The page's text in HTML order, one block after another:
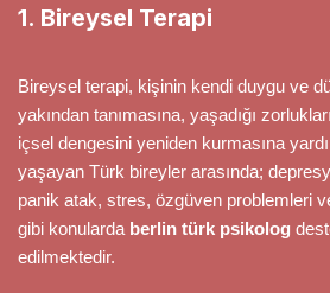
1. Bireysel Terapi
Bireysel terapi, kişinin kendi duygu ve
yakından tanımasına, yaşadığı
içsel dengesini yeniden kurmasına
yaşayan Türk bireyler arasında;
panik atak, stres, özgüven problemleri
gibi konularda berlin türk psikolog
edilmektedir.